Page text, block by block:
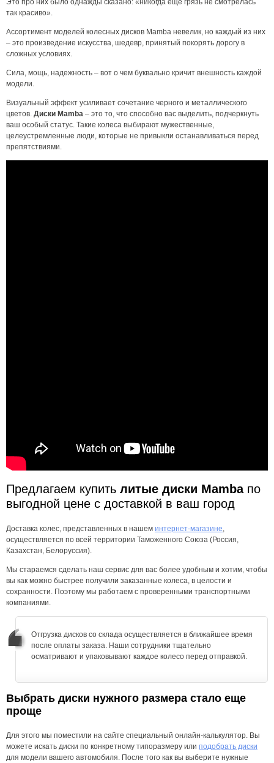
так красиво».
Ассортимент моделей колесных дисков Mamba невелик, но каждый из них
– это произведение искусства, шедевр, принятый покорять дорогу в
сложных условиях.
Сила, мощь, надежность – вот о чем буквально кричит внешность каждой
модели.
Визуальный эффект усиливает сочетание черного и металлического
цветов. Диски Mamba – это то, что способно вас выделить, подчеркнуть
ваш особый статус. Такие колеса выбирают мужественные,
целеустремленные люди, которые не привыкли останавливаться перед
препятствиями.
Предлагаем купить литые диски Mambaпо
выгодной цене с доставкой в ваш город
Доставка колес, представленных в нашем интернет-магазине
осуществляется по всей территории Таможенного Союза (Россия,
Казахстан, Белоруссия).
Мы стараемся сделать наш сервис для вас более удобным и хотим, чтобы
вы как можно быстрее получили заказанные колеса, в целости и
сохранности. Поэтому мы работаем с проверенными транспортными
компаниями.
Отгрузка дисков со склада осуществляется в ближайшее время
после оплаты заказа. Наши сотрудники тщательно
осматривают и упаковывают каждое колесо перед отправкой.
Выбрать диски нужного размера стало еще
проще
Для этого мы поместили на сайте специальный онлайн-калькулятор. Вы
можете искать диски по конкретному типоразмеру или подобрать диски
для модели вашего автомобиля. После того как вы выберите нужные